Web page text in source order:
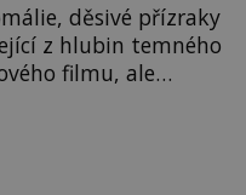
děsivé přízraky
z hlubin temného
filmu, ale
lesů, které
na světě. Lidé